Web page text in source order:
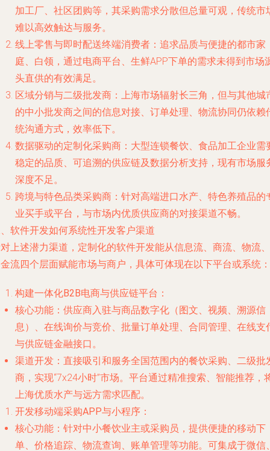
加工厂、社区团购等，其采购需求分散但总量可观，传统市
难以高效触达与服务。
线上零售与即时配送终端消费者 ：追求品质与便捷的都市家
庭、白领，通过电商平台、生鲜APP下单的需求未得到市场
头直供的有效满足。
区域分销与二级批发商 ：上海市场辐射长三角，但与其他城
的中小批发商之间的信息对接、订单处理、物流协同仍依赖
统沟通方式，效率低下。
数据驱动的定制化采购商 ：大型连锁餐饮、食品加工企业需
稳定的品质、可追溯的供应链及数据分析支持，现有市场服
深度不足。
跨境与特色品类采购商 ：针对高端进口水产、特色养殖品的
业买手或平台，与市场内优质供应商的对接渠道不畅。
软件开发如何系统性开发客户渠道
上述潜力渠道，定制化的软件开发能从信息流、商流、物流、
流四个层面赋能市场与商户，具体可体现在以下平台或系统：
构建一体化B2B电商与供应链平台 ：
核心功能 ：供应商入驻与商品数字化（图文、视频、溯源信
息）、在线询价与竞价、批量订单处理、合同管理、在线支
与供应链金融接口。
渠道开发 ：直接吸引和服务全国范围内的餐饮采购、二级批
商，实现“7x24小时”市场。平台通过精准搜索、智能推荐，
上海优质水产与远方需求匹配。
开发移动端采购APP与小程序 ：
核心功能 ：针对中小餐饮业主或采购员，提供便捷的移动下
单、价格追踪、物流查询、账单管理等功能。可集成于微信